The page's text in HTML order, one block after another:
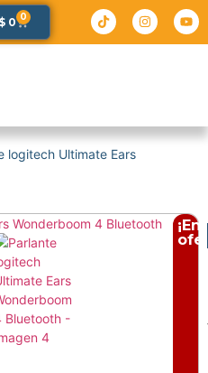
$ 0 0
logitech Ultimate Ears
¡En